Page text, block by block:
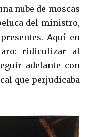
nube de moscas
del ministro,
Aquí en
ridiculizar al
adelante con
que perjudicaba